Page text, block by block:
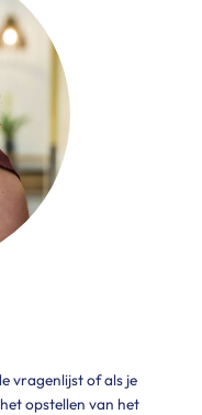
vragenlijst of als je
opstellen van het